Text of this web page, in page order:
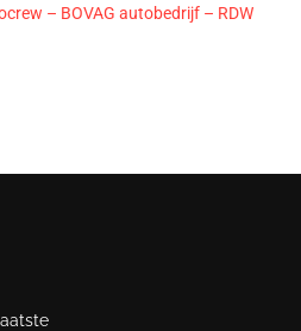
– BOVAG autobedrijf – RDW